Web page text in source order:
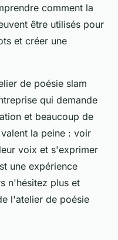
comment la
être utilisés pour
et créer une
de poésie slam
qui demande
et beaucoup de
la peine : voir
voix et s'exprimer
une expérience
n'hésitez plus et
l'atelier de poésie